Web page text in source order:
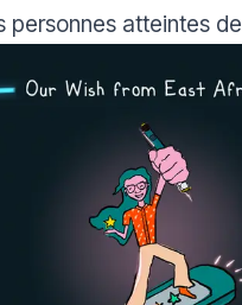
personnes atteintes